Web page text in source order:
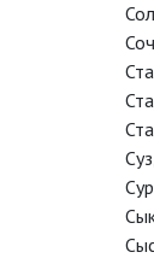
Doc NYC –